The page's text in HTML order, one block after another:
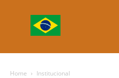
Home Institucional